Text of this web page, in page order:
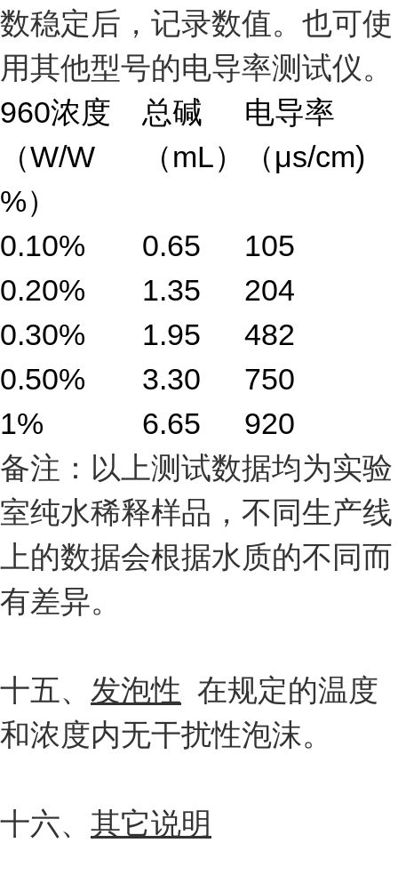
数稳定后，记录数值。也可使
用其他型号的电导率测试仪。
960浓度
（W/W
%）
总碱
（mL）
电导率
（μs/cm)
0.10% 0.65
105
0.20%
1.35
204
0.30%
1.95
482
0.50%
3.30
750
1%
6.65
920
备注：以上测试数据均为实验
室纯水稀释样品，不同生产线
上的数据会根据水质的不同而
有差异。
十五、 发泡性 在规定的温度
和浓度内无干扰性泡沫。
十六、 其它说明